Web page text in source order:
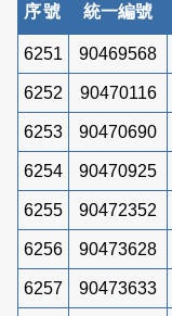
序號 統一編號
6251 90469568
6252 90470116
6253 90470690
6254 90470925
6255 90472352
6256 90473628
6257 90473633